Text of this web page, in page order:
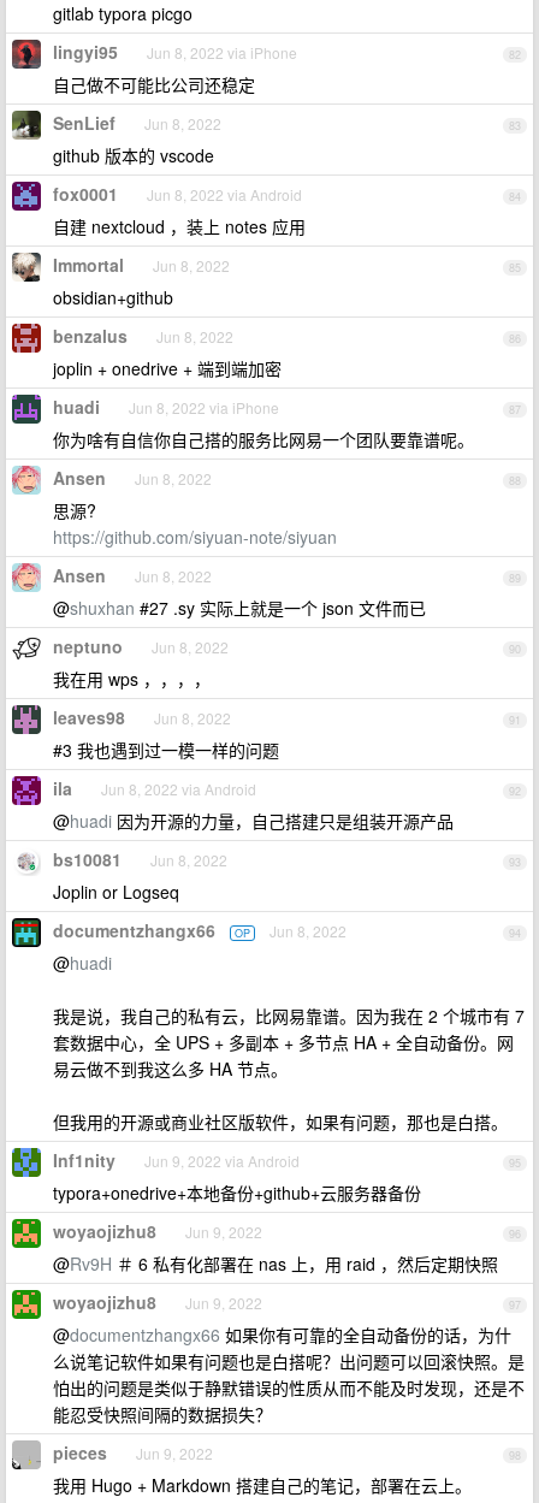
gitlab typora picgo
82
lingyi95 Jun 8, 2022 via iPhone
自己做不可能比公司还稳定
83
SenLief Jun 8, 2022
github 版本的 vscode
84
fox0001 Jun 8, 2022 via Android
自建 nextcloud ，装上 notes 应用
85
Immortal Jun 8, 2022
obsidian+github
86
benzalus Jun 8, 2022
joplin + onedrive + 端到端加密
87
huadi Jun 8, 2022 via iPhone
你为啥有自信你自己搭的服务比网易一个团队要靠谱呢。
88
Ansen Jun 8, 2022
思源?
https://github.com/siyuan-note/siyuan
89
Ansen Jun 8, 2022
@shuxhan #27 .sy 实际上就是一个 json 文件而已
90
neptuno Jun 8, 2022
我在用 wps ，，，，
91
leaves98 Jun 8, 2022
#3 我也遇到过一模一样的问题
92
ila Jun 8, 2022 via Android
@huadi 因为开源的力量，自己搭建只是组装开源产品
93
bs10081 Jun 8, 2022
Joplin or Logseq
94
documentzhangx66 OP Jun 8, 2022
@huadi
我是说，我自己的私有云，比网易靠谱。因为我在 2 个城市有 7
套数据中心，全 UPS + 多副本 + 多节点 HA + 全自动备份。网
易云做不到我这么多 HA 节点。
但我用的开源或商业社区版软件，如果有问题，那也是白搭。
95
Inf1nity Jun 9, 2022 via Android
typora+onedrive+本地备份+github+云服务器备份
96
woyaojizhu8 Jun 9, 2022
@Rv9H ＃ 6 私有化部署在 nas 上，用 raid ，然后定期快照
97
woyaojizhu8 Jun 9, 2022
@documentzhangx66 如果你有可靠的全自动备份的话，为什
么说笔记软件如果有问题也是白搭呢？出问题可以回滚快照。是
怕出的问题是类似于静默错误的性质从而不能及时发现，还是不
能忍受快照间隔的数据损失？
98
pieces Jun 9, 2022
我用 Hugo + Markdown 搭建自己的笔记，部署在云上。